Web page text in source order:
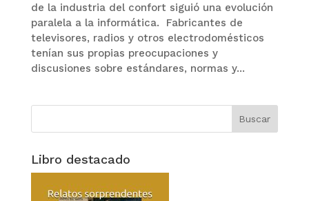
de la industria del confort siguió una evolución
paralela a la informática. Fabricantes de
televisores, radios y otros electrodomésticos
tenían sus propias preocupaciones y
discusiones sobre estándares, normas y...
Libro destacado